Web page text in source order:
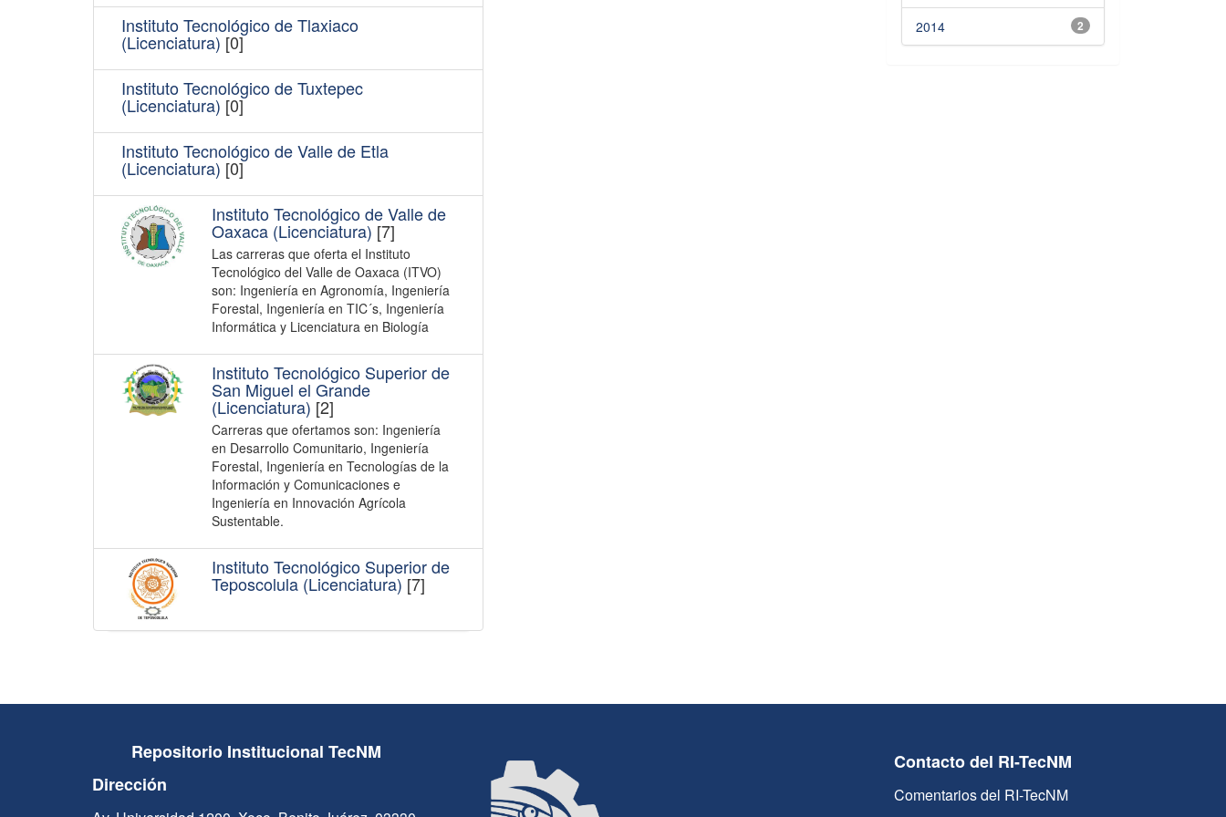
Instituto Tecnológico de Tlaxiaco
(Licenciatura) [0]
Instituto Tecnológico de Tuxtepec
(Licenciatura) [0]
Instituto Tecnológico de Valle de Etla
(Licenciatura) [0]
Instituto Tecnológico de Valle de
Oaxaca (Licenciatura) [7]
Las carreras que oferta el Instituto
Tecnológico del Valle de Oaxaca (ITVO)
son: Ingeniería en Agronomía, Ingeniería
Forestal, Ingeniería en TIC´s, Ingeniería
Informática y Licenciatura en Biología
Instituto Tecnológico Superior de
San Miguel el Grande
(Licenciatura) [2]
Carreras que ofertamos son: Ingeniería
en Desarrollo Comunitario, Ingeniería
Forestal, Ingeniería en Tecnologías de la
Información y Comunicaciones e
Ingeniería en Innovación Agrícola
Sustentable.
Instituto Tecnológico Superior de
Teposcolula (Licenciatura) [7]
2
2014
Repositorio Institucional TecNM
Dirección
Contacto del RI-TecNM
Comentarios del RI-TecNM